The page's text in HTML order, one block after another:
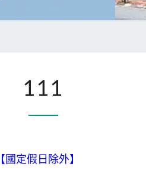
111
國定假日除外】